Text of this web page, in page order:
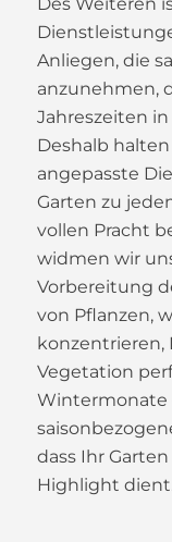
Anliegen, die
anzunehmen,
Jahreszeiten
Deshalb
angepasste
Garten zu
vollen Pracht
widmen wir
Vorbereitung
von Pflanzen,
konzentrieren,
Vegetation
Wintermonate
dass Ihr
Highlight